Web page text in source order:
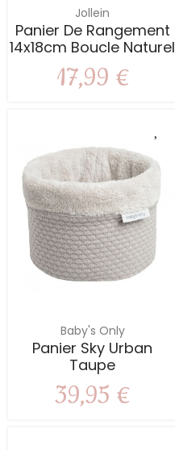
Jollein
Panier De Rangement
14x18cm Boucle Naturel
17,99 €
Baby's Only
Panier Sky Urban
Taupe
39,95 €